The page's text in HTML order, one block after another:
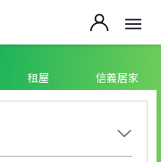
租屋 信義居家